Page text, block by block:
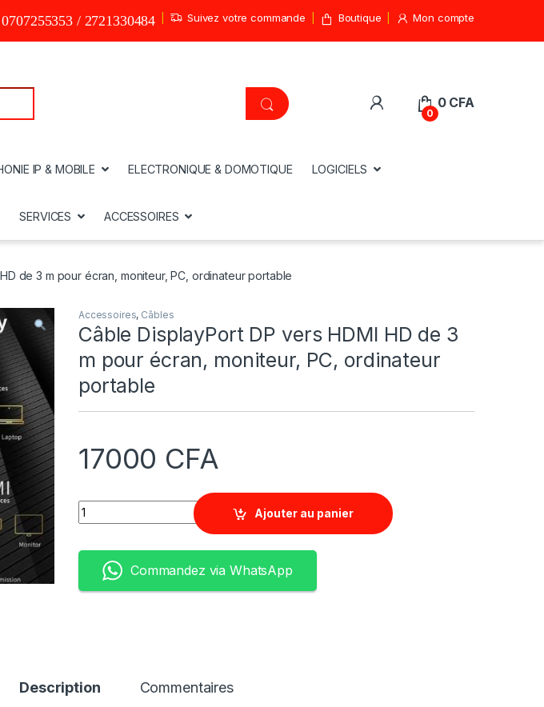
/ 2721330484 Suivez votre commande Boutique Mon compte
0
0 CFA
IP & MOBILE ELECTRONIQUE & DOMOTIQUE LOGICIELS
SERVICES ACCESSOIRES
de 3 m pour écran, moniteur, PC, ordinateur portable
Accessoires, Câbles
Câble DisplayPort DP vers HDMI HD de 3
m pour écran, moniteur, PC, ordinateur
portable
17000 CFA
Quantity
Ajouter au panier
Commandez via WhatsApp
Description Commentaires